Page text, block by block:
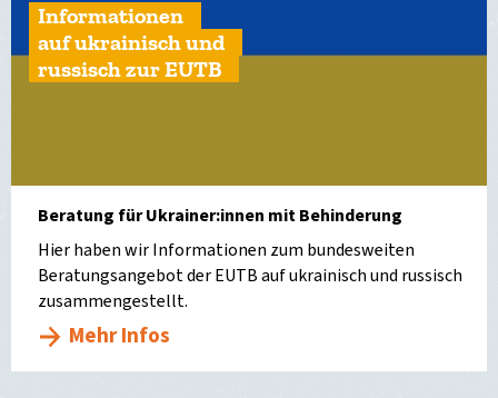
Informationen
auf ukrainisch und
russisch zur EUTB
Beratung für Ukrainer:innen mit Behinderung
Hier haben wir Informationen zum bundesweiten
Beratungsangebot der EUTB auf ukrainisch und russisch
zusammengestellt.
Mehr Infos